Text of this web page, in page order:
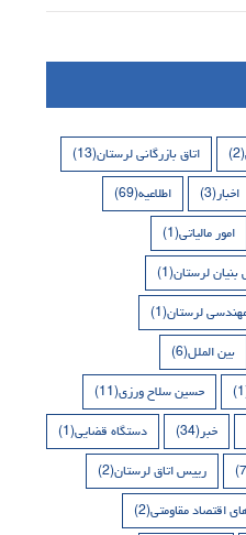
(2) اتاق بازرگانی لرستان(13)
اخبار(3) اطلاعیه(69)
امور مالیاتی(1)
لرستان(1)
لرستان(1)
بین الملل(6)
حسین سلاح ورزی(11)
خبر(34) دستگاه قضایی(1)
رییس اتاق لرستان(2)
اقتصاد مقاومتی(2)